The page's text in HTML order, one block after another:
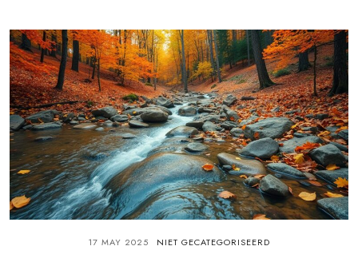
17 MAY 2025 NIET GECATEGORISEERD